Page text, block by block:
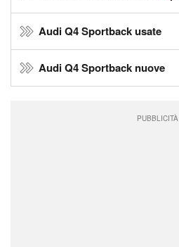
Audi Q4 Sportback usate
Audi Q4 Sportback nuove
PUBBLICITÀ